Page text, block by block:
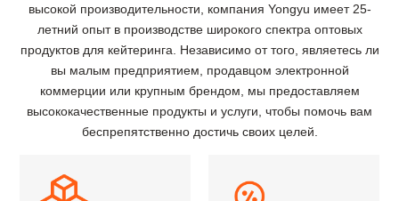
высокой производительности, компания Yongyu имеет 25-
летний опыт в производстве широкого спектра оптовых
продуктов для кейтеринга. Независимо от того, являетесь ли
вы малым предприятием, продавцом электронной
коммерции или крупным брендом, мы предоставляем
высококачественные продукты и услуги, чтобы помочь вам
беспрепятственно достичь своих целей.